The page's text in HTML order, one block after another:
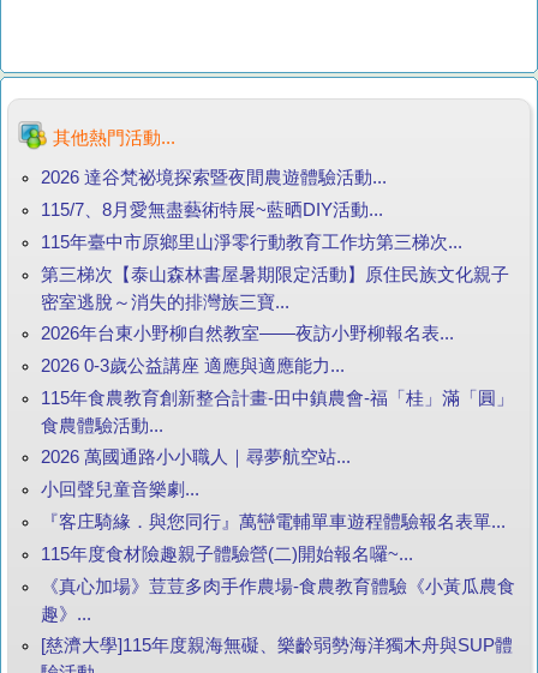
其他熱門活動...
2026 達谷梵祕境探索暨夜間農遊體驗活動...
115/7、8月愛無盡藝術特展~藍晒DIY活動...
115年臺中市原鄉里山淨零行動教育工作坊第三梯次...
第三梯次【泰山森林書屋暑期限定活動】原住民族文化親子
密室逃脫～消失的排灣族三寶...
2026年台東小野柳自然教室——夜訪小野柳報名表...
2026 0-3歲公益講座 適應與適應能力...
115年食農教育創新整合計畫-田中鎮農會-福「桂」滿「圓」
食農體驗活動...
2026 萬國通路小小職人｜尋夢航空站...
小回聲兒童音樂劇...
『客庄騎緣．與您同行』萬巒電輔單車遊程體驗報名表單...
115年度食材險趣親子體驗營(二)開始報名囉~...
《真心加場》荳荳多肉手作農場-食農教育體驗《小黃瓜農食
趣》...
[慈濟大學]115年度親海無礙、樂齡弱勢海洋獨木舟與SUP體